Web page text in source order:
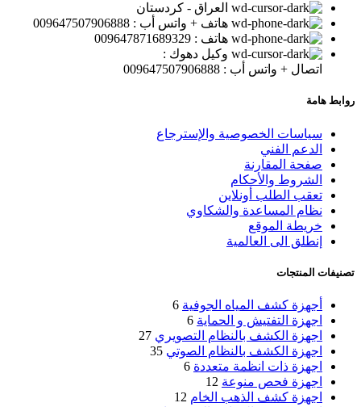
العراق - كردستان
هاتف + واتس أب : 009647507906888
هاتف : 009647871689329
وكيل دهوك :
اتصال + واتس أب : 009647507906888
روابط هامة
سياسات الخصوصية والإسترجاع
الدعم الفني
صفحة المقارنة
الشروط والأحكام
تعقب الطلب أونلاين
نظام المساعدة والشكاوي
خريطة الموقع
إنطلق الى العالمية
تصنيفات المنتجات
أجهزة كشف المياه الجوفية 6
اجهزة التفتيش و الحماية 6
اجهزة الكشف بالنظام التصويري 27
اجهزة الكشف بالنظام الصوتي 35
اجهزة ذات انظمة متعددة 6
اجهزة فحص منوعة 12
اجهزة كشف الذهب الخام 12